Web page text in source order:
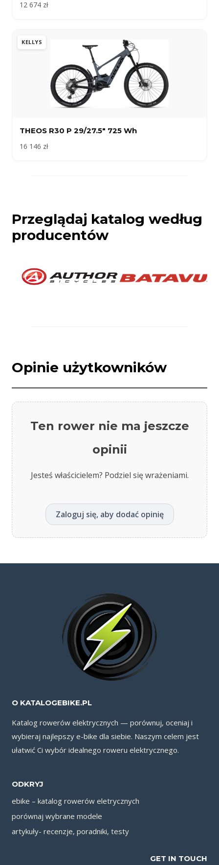
12 674 zł
KELLYS
THEOS R30 P 29/27.5″ 725 Wh
16 146 zł
Przeglądaj katalog według
producentów
Opinie użytkowników
Ten rower nie ma jeszcze
opinii
Jesteś właścicielem? Podziel się wrażeniami.
Zaloguj się, aby dodać opinię
O KATALOGEBIKE.PL
Katalog rowerów elektrycznych — porównuj, oceniaj i
wybieraj najlepszy e-bike dla siebie. Naszym celem jest
ułatwić Ci wybór idealnego roweru elektrycznego.
ODKRYJ
ebike – katalog rowerów eletrycznych
porównaj wybrane modele
artykuły- recenzje, poradniki, testy
GET IN TOUCH